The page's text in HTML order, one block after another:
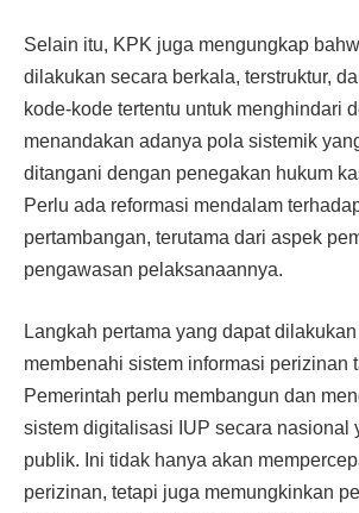
Selain itu, KPK juga mengungkap
dilakukan secara berkala, terstruktur,
kode-kode tertentu untuk menghindari
menandakan adanya pola sistemik
ditangani dengan penegakan hukum
Perlu ada reformasi mendalam
pertambangan, terutama dari aspek
pengawasan pelaksanaannya.
Langkah pertama yang dapat
membenahi sistem informasi perizinan
Pemerintah perlu membangun dan
sistem digitalisasi IUP secara nasional
publik. Ini tidak hanya akan
perizinan, tetapi juga memungkinkan